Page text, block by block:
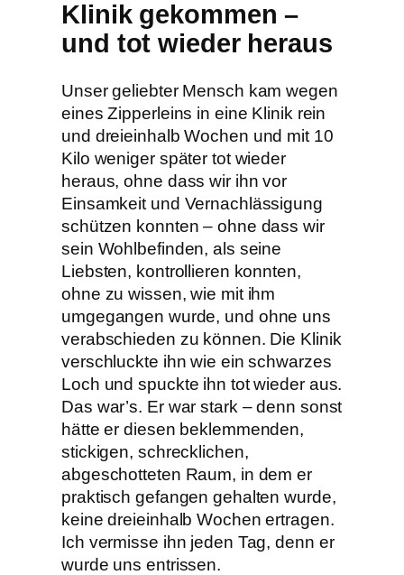
Klinik gekommen –
und tot wieder heraus
Unser geliebter Mensch kam wegen
eines Zipperleins in eine Klinik rein
und dreieinhalb Wochen und mit 10
Kilo weniger später tot wieder
heraus, ohne dass wir ihn vor
Einsamkeit und Vernachlässigung
schützen konnten – ohne dass wir
sein Wohlbefinden, als seine
Liebsten, kontrollieren konnten,
ohne zu wissen, wie mit ihm
umgegangen wurde, und ohne uns
verabschieden zu können. Die Klinik
verschluckte ihn wie ein schwarzes
Loch und spuckte ihn tot wieder aus.
Das war’s. Er war stark – denn sonst
hätte er diesen beklemmenden,
stickigen, schrecklichen,
abgeschotteten Raum, in dem er
praktisch gefangen gehalten wurde,
keine dreieinhalb Wochen ertragen.
Ich vermisse ihn jeden Tag, denn er
wurde uns entrissen.